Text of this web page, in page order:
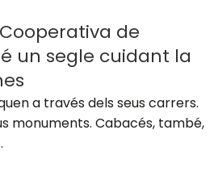
de
un segle cuidant la
a través dels seus carrers.
monuments. Cabacés, també,